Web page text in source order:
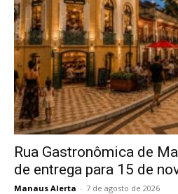
Rua Gastronômica de
de entrega para 15 de
Manaus Alerta - 7 de agosto de 2026